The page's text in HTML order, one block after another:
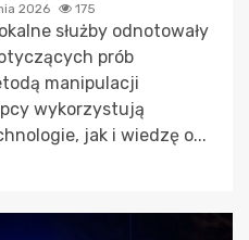
2026 175
służby odnotowały
prób
manipulacji
wykorzystują
jak i wiedzę o...